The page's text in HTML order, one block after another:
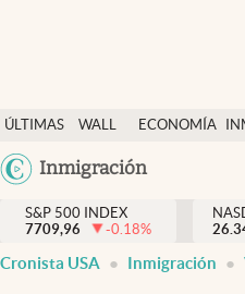
ÚLTIMAS
NOTICIAS
WALL
Y
DÓLAR
ECONOMÍA
Inmigración
Finanzas y economía
Wall Street y dólar
Inmigración
S&P 500 INDEX
7709,96
-0.18%
Cronista USA Inmigración